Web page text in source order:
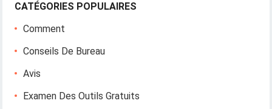
CATÉGORIES POPULAIRES
Comment
Conseils De Bureau
Avis
Examen Des Outils Gratuits